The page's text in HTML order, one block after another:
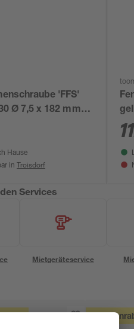
'FFS'
Ø 7,5 x 182 mm
Hause
in Troisdorf
11
Services
Mietgeräteservice